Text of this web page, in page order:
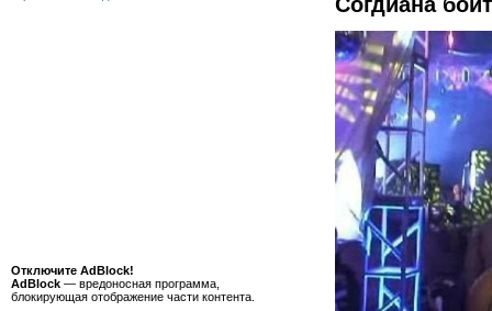
Отключите AdBlock!
AdBlock — вредоносная программа,
блокирующая отображение части контента.